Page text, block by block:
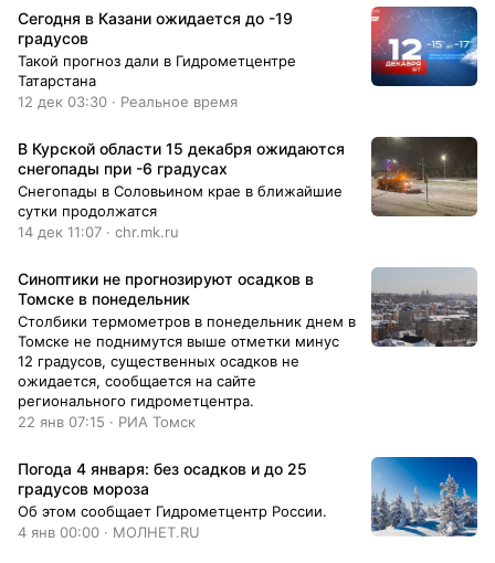
составит от 6 до 8 градусов тепла, по области
от плюс 3 до плюс 8 градусов. Ветер
восточный, 4–9 м/c», – говорится в
сообщении. Синоптики отмечают, что
атмосферное давление составит 752 мм
ртутного столба.
Сегодня в Казани ожидается до -19
градусов
Такой прогноз дали в Гидрометцентре
Татарстана
12 дек 03:30 · Реальное время
В Курской области 15 декабря ожидаются
снегопады при -6 градусах
Снегопады в Соловьином крае в ближайшие
сутки продолжатся
14 дек 11:07 · chr.mk.ru
Синоптики не прогнозируют осадков в
Томске в понедельник
Столбики термометров в понедельник днем в
Томске не поднимутся выше отметки минус
12 градусов, существенных осадков не
ожидается, сообщается на сайте
регионального гидрометцентра.
22 янв 07:15 · РИА Томск
Погода 4 января: без осадков и до 25
градусов мороза
Об этом сообщает Гидрометцентр России.
4 янв 00:00 · МОЛНЕТ.RU